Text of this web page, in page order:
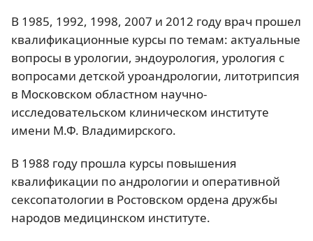
В 1985, 1992, 1998, 2007 и 2012 году врач прошел
квалификационные курсы по темам: актуальные
вопросы в урологии, эндоурология, урология с
вопросами детской уроандрологии, литотрипсия
в Московском областном научно-
исследовательском клиническом институте
имени М.Ф. Владимирского.
В 1988 году прошла курсы повышения
квалификации по андрологии и оперативной
сексопатологии в Ростовском ордена дружбы
народов медицинском институте.